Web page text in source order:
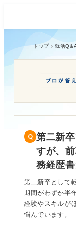
トップ 就活Q&A
第二新
すが、
務経歴書
第二新卒として
期間がわずか半
経験やスキルが
悩んでいます。